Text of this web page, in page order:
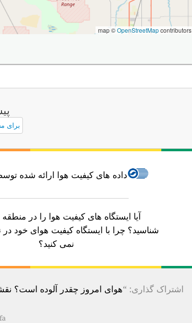
map ©OpenStreetMapcontributors
برای
داده های کیفیت هوا ارائه شده
آیا ایستگاه های کیفیت هوا را در
شناسید؟ چرا با ایستگاه کیفیت هوای خود
نمی کنید؟
اشتراک گذاری: “هوای امروز چقدر آلوده است؟ نقشه